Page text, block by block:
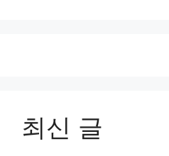
최신 글